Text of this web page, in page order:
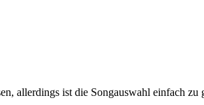
ist die Songauswahl einfach zu